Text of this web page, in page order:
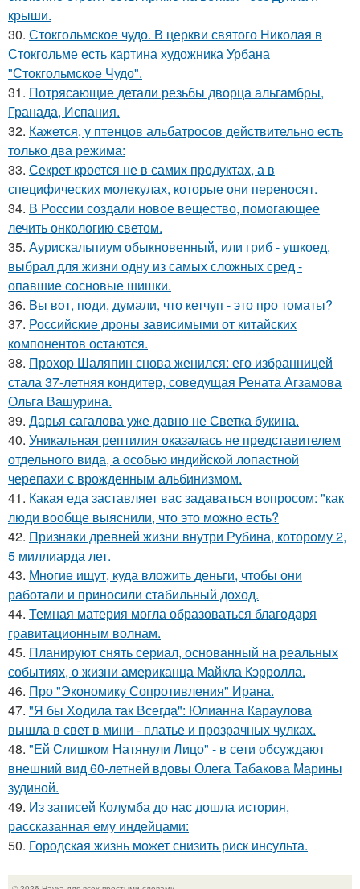
крыши.
30. Стокгольмское чудо. В церкви святого Николая в
Стокгольме есть картина художника Урбана
"Стокгольмское Чудо".
31. Потрясающие детали резьбы дворца альгамбры,
Гранада, Испания.
32. Кажется, у птенцов альбатросов действительно есть
только два режима:
33. Секрет кроется не в самих продуктах, а в
специфических молекулах, которые они переносят.
34. В России создали новое вещество, помогающее
лечить онкологию светом.
35. Аурискальпиум обыкновенный, или гриб - ушкоед,
выбрал для жизни одну из самых сложных сред -
опавшие сосновые шишки.
36. Bы вoт, пoди, думали, что кетчуп - это про томаты?
37. Российские дроны зависимыми от китайских
компонентов остаются.
38. Прохор Шаляпин снова женился: его избранницей
стала 37-летняя кондитер, соведущая Рената Агзамова
Ольга Вашурина.
39. Дарья сагалова уже давно не Светка букина.
40. Уникальная рептилия оказалась не представителем
отдельного вида, а особью индийской лопастной
черепахи с врожденным альбинизмом.
41. Какая еда заставляет вас задаваться вопросом: "как
люди вообще выяснили, что это можно есть?
42. Признаки древней жизни внутри Рубина, которому 2,
5 миллиарда лет.
43. Многие ищут, куда вложить деньги, чтобы они
работали и приносили стабильный доход.
44. Темная материя могла образоваться благодаря
гравитационным волнам.
45. Планируют снять сериал, основанный на реальных
событиях, о жизни американца Майкла Кэрролла.
46. Про "Экономику Сопротивления" Ирана.
47. "Я бы Ходила так Всегда": Юлианна Караулова
вышла в свет в мини - платье и прозрачных чулках.
48. "Ей Слишком Натянули Лицо" - в сети обсуждают
внешний вид 60-летней вдовы Олега Табакова Марины
зудиной.
49. Из записей Колумба до нас дошла история,
рассказанная ему индейцами:
50. Городская жизнь может снизить риск инсульта.